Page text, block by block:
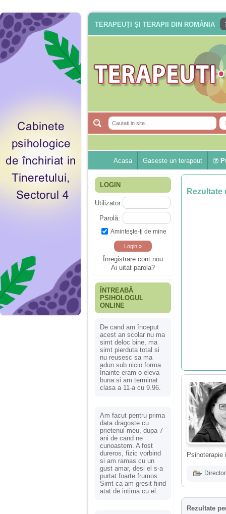
TERAPEUȚI ȘI TERAPII DIN ROMÂNIA
Acasa Gaseste un terapeut
LOGIN
Utilizator:
Parolă:
Aminteşte-ţi de mine
Înregistrare cont nou
Ai uitat parola?
ÎNTREABĂ
PSIHOLOGUL
ONLINE
De cand am început
acest an scolar nu ma
simt deloc bine, ma
simt pierduta total si
nu reusesc sa ma
adun sub nicio forma.
Înainte eram o eleva
buna si am terminat
clasa a 11-a cu 9.96.
Am facut pentru prima
data dragoste cu
prietenul meu, dupa 7
ani de cand ne
cunoastem. A fost
dureros, fizic vorbind
si am ramas cu un
gust amar, desi el s-a
purtat foarte frumos.
Simt ca am gresit fiind
atat de intima cu el.
Rezultate
Psihoterapie
Rezultate